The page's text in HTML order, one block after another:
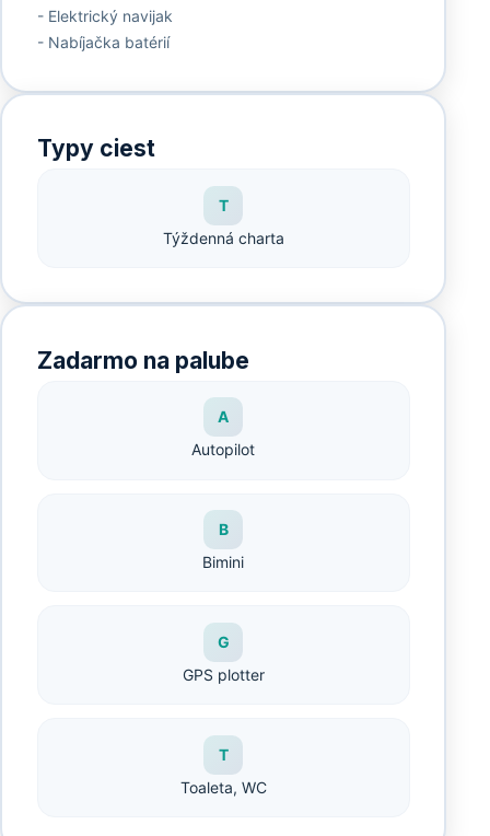
- Elektrický navijak
- Nabíjačka batérií
Typy ciest
T
Týždenná charta
Zadarmo na palube
A
Autopilot
B
Bimini
G
GPS plotter
T
Toaleta, WC